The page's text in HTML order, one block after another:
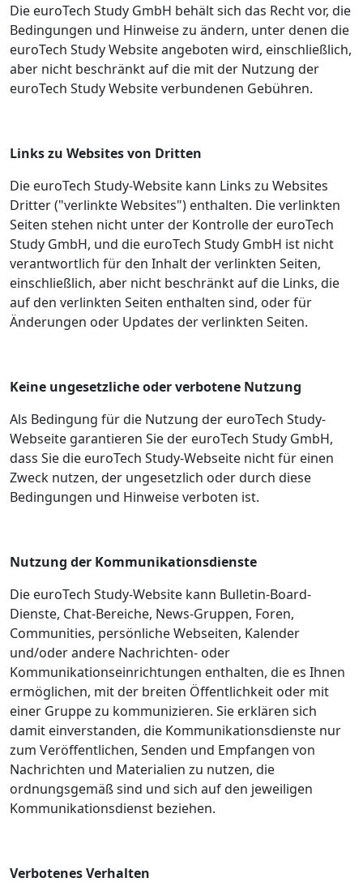
Die euroTech Study GmbH behält sich das Recht vor, die
Bedingungen und Hinweise zu ändern, unter denen die
euroTech Study Website angeboten wird, einschließlich,
aber nicht beschränkt auf die mit der Nutzung der
euroTech Study Website verbundenen Gebühren.
Links zu Websites von Dritten
Die euroTech Study-Website kann Links zu Websites
Dritter ("verlinkte Websites") enthalten. Die verlinkten
Seiten stehen nicht unter der Kontrolle der euroTech
Study GmbH, und die euroTech Study GmbH ist nicht
verantwortlich für den Inhalt der verlinkten Seiten,
einschließlich, aber nicht beschränkt auf die Links, die
auf den verlinkten Seiten enthalten sind, oder für
Änderungen oder Updates der verlinkten Seiten.
Keine ungesetzliche oder verbotene Nutzung
Als Bedingung für die Nutzung der euroTech Study-
Webseite garantieren Sie der euroTech Study GmbH,
dass Sie die euroTech Study-Webseite nicht für einen
Zweck nutzen, der ungesetzlich oder durch diese
Bedingungen und Hinweise verboten ist.
Nutzung der Kommunikationsdienste
Die euroTech Study-Website kann Bulletin-Board-
Dienste, Chat-Bereiche, News-Gruppen, Foren,
Communities, persönliche Webseiten, Kalender
und/oder andere Nachrichten- oder
Kommunikationseinrichtungen enthalten, die es Ihnen
ermöglichen, mit der breiten Öffentlichkeit oder mit
einer Gruppe zu kommunizieren. Sie erklären sich
damit einverstanden, die Kommunikationsdienste nur
zum Veröffentlichen, Senden und Empfangen von
Nachrichten und Materialien zu nutzen, die
ordnungsgemäß sind und sich auf den jeweiligen
Kommunikationsdienst beziehen.
Verbotenes Verhalten